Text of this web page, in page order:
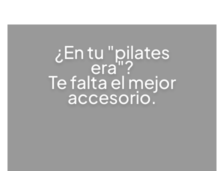
¿En tu "pilates
era"?
Te falta el mejor
accesorio.